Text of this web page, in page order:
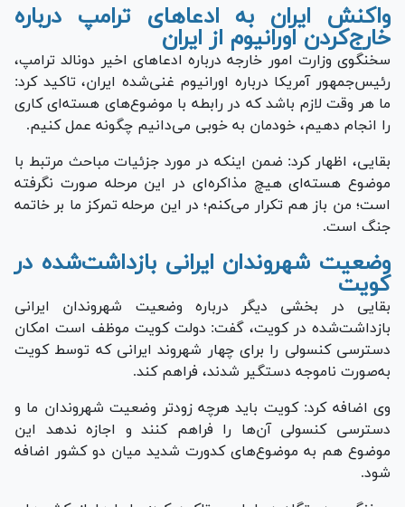
واکنش ایران به ادعاهای ترامپ درباره
خارج‌کردن اورانیوم از ایران
سخنگوی وزارت امور خارجه درباره ادعاهای اخیر دونالد ترامپ،
رئیس‌جمهور آمریکا درباره اورانیوم غنی‌شده ایران، تاکید کرد:
ما هر وقت لازم باشد که در رابطه با موضوع‌های هسته‌ای کاری
را انجام دهیم، خودمان به خوبی می‌دانیم چگونه عمل کنیم.
بقایی، اظهار کرد: ضمن اینکه در مورد جزئیات مباحث مرتبط با
موضوع هسته‌ای هیچ مذاکره‌ای در این مرحله صورت نگرفته
است؛ من باز هم تکرار می‌کنم؛ در این مرحله تمرکز ما بر خاتمه
جنگ است.
وضعیت شهروندان ایرانی بازداشت‌شده در
کویت
بقایی در بخشی دیگر درباره وضعیت شهروندان ایرانی
بازداشت‌شده در کویت، گفت: دولت کویت موظف است امکان
دسترسی کنسولی را برای چهار شهروند ایرانی که توسط کویت
به‌صورت ناموجه دستگیر شدند، فراهم کند.
وی اضافه کرد: کویت باید هرچه زودتر وضعیت شهروندان ما و
دسترسی کنسولی آن‌ها را فراهم کنند و اجازه ندهد این
موضوع هم به موضوع‌های کدورت شدید میان دو کشور اضافه
شود.